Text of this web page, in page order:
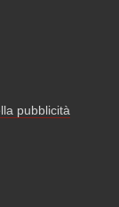
pubblicità